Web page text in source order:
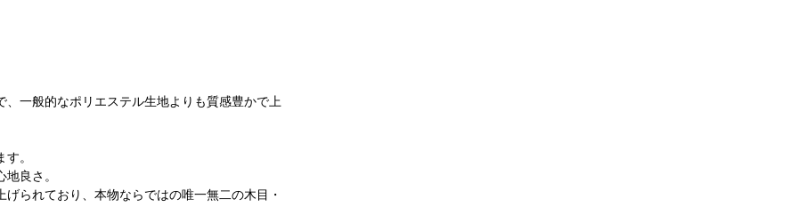
一般的なポリエステル生地よりも質感豊かで上
。
良さ。
られており、本物ならではの唯一無二の木目・